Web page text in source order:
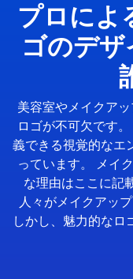
プロによ
ゴのデ
美容室やメイクア
ロゴが不可欠です
義できる視覚的なエ
っています。 メイ
な理由はここに記
人々がメイクアッ
しかし、魅力的なロ